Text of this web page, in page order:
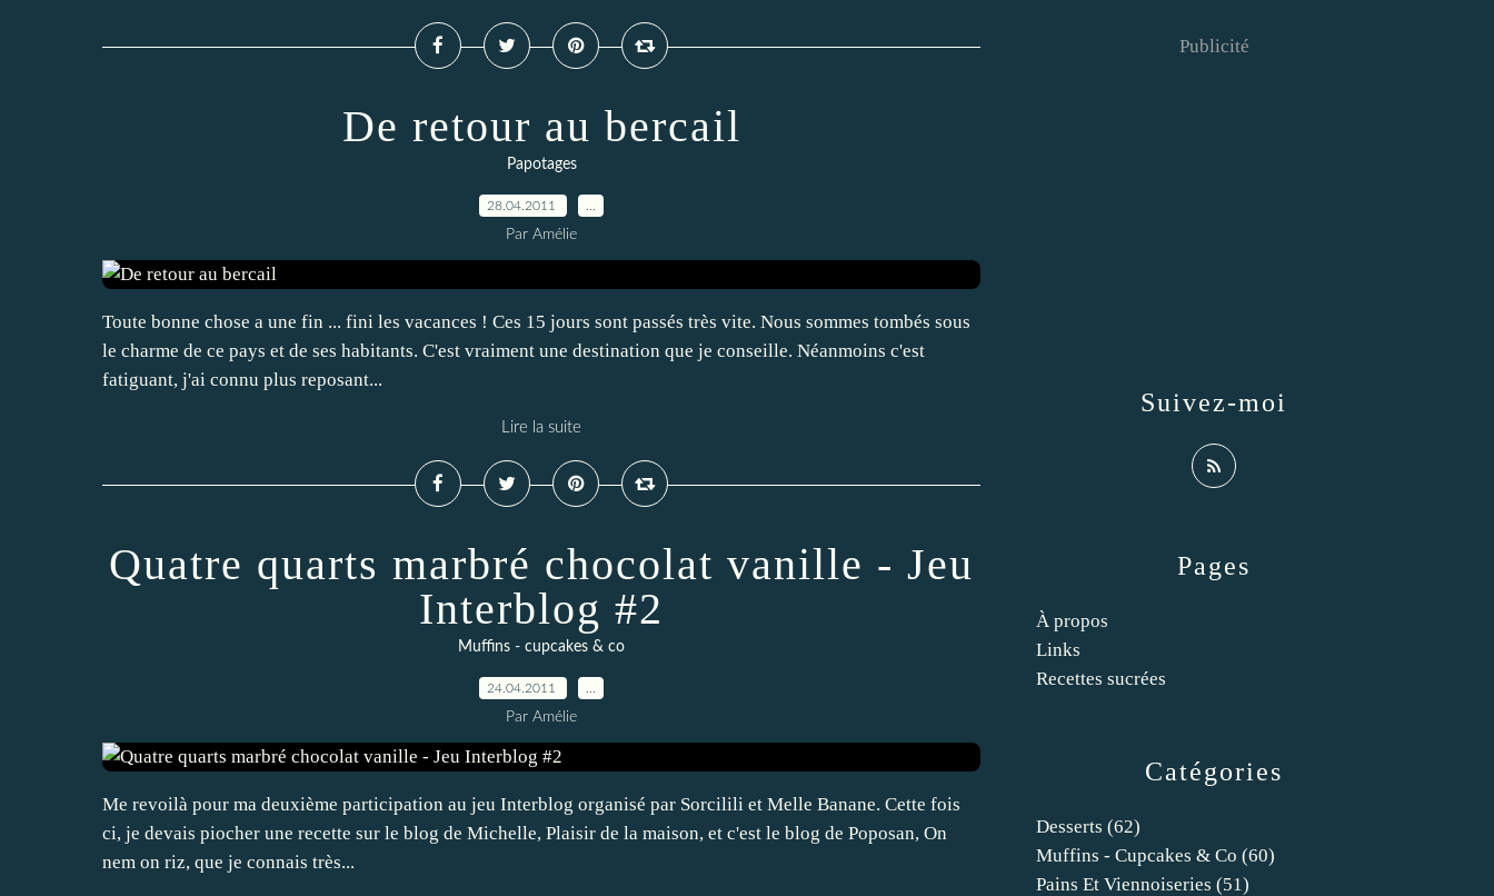
De retour au bercail
Papotages
28.04.2011
Par Amélie
Toute bonne chose a une fin ... fini les vacances ! Ces 15 jours sont passés très vite. Nous sommes tombés sous
le charme de ce pays et de ses habitants. C'est vraiment une destination que je conseille. Néanmoins c'est
fatiguant, j'ai connu plus reposant...
Lire la suite
Quatre quarts marbré chocolat vanille - Jeu
Interblog #2
Muffins - cupcakes & co
24.04.2011
Par Amélie
Me revoilà pour ma deuxième participation au jeu Interblog organisé par Sorcilili et Melle Banane. Cette fois
ci, je devais piocher une recette sur le blog de Michelle, Plaisir de la maison, et c'est le blog de Poposan, On
nem on riz, que je connais très...
Catégories
Desserts (62)
Muffins - Cupcakes & Co (60)
Pains Et Viennoiseries (51)
Pages
À propos
Links
Recettes sucrées
Suivez-moi
Publicité